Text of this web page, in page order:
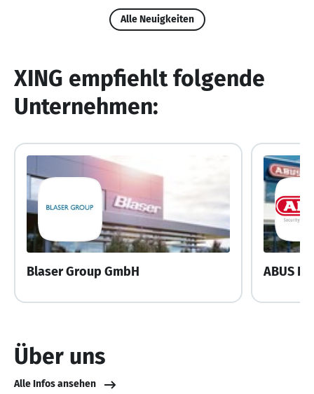
Alle Neuigkeiten
XING empfiehlt folgende
Unternehmen:
Blaser Group GmbH ABUS
Über uns
Alle Infos ansehen